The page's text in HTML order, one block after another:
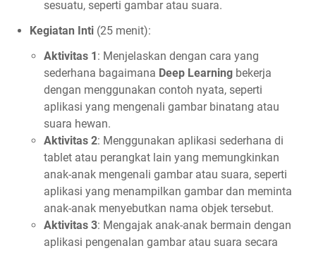
sesuatu, seperti gambar atau suara.
Kegiatan Inti (25 menit):
Aktivitas 1: Menjelaskan dengan cara yang
sederhana bagaimana Deep Learning bekerja
dengan menggunakan contoh nyata, seperti
aplikasi yang mengenali gambar binatang atau
suara hewan.
Aktivitas 2: Menggunakan aplikasi sederhana di
tablet atau perangkat lain yang memungkinkan
anak-anak mengenali gambar atau suara, seperti
aplikasi yang menampilkan gambar dan meminta
anak-anak menyebutkan nama objek tersebut.
Aktivitas 3: Mengajak anak-anak bermain dengan
aplikasi pengenalan gambar atau suara secara